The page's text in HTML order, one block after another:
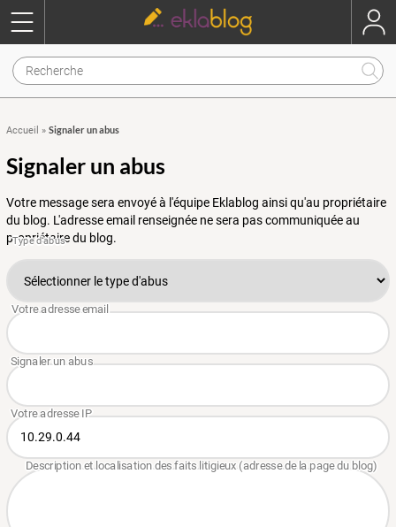
Accueil » Signaler un abus
Signaler un abus
Votre message sera envoyé à l'équipe Eklablog ainsi qu'au propriétaire
du blog. L'adresse email renseignée ne sera pas communiquée au
propriétaire du blog.